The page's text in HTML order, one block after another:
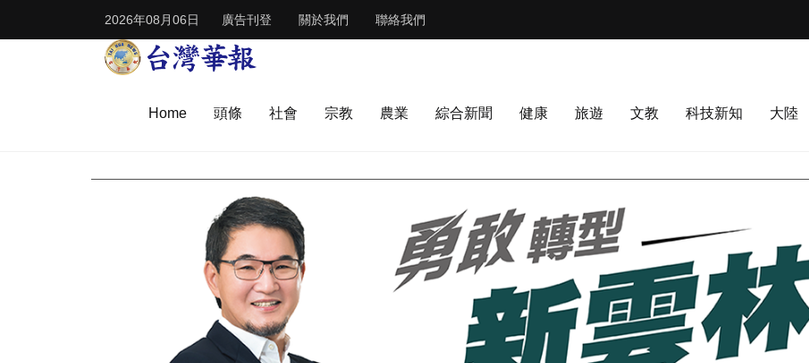
2026年08月06日 廣告刊登 關於我們 聯絡我們
Home 頭條 社會 宗教 農業 綜合新聞 健康 旅遊 文教 科技新知 大陸